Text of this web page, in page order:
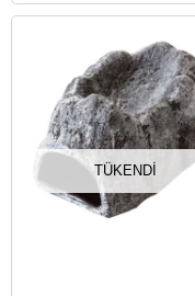
TÜKENDI